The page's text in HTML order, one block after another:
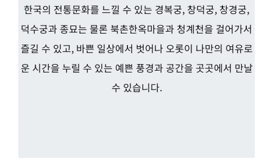
한국의 전통문화를 느낄 수 있는 경복궁, 창덕궁, 창경궁,
덕수궁과 종묘는 물론 북촌한옥마을과 청계천을 걸어가서
즐길 수 있고, 바쁜 일상에서 벗어나 오롯이 나만의 여유로
운 시간을 누릴 수 있는 예쁜 풍경과 공간을 곳곳에서 만날
수 있습니다.